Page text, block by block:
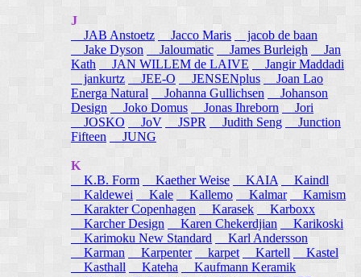
J
JAB Anstoetz
Jacco Maris
jacob de baan
Jake Dyson
Jaloumatic James Burleigh
Jan
Kath
JAN WILLEM de LAIVE
Jangir Maddadi
jankurtz JEE-O JENSENplus
Joan Lao
Energa Natural
Johanna Gullichsen
Johanson
Design
Joko Domus Jonas Ihreborn
Jori
JOSKO
JoV JSPR Judith Seng
Junction
Fifteen
JUNG
K
K.B. Form
Kaether Weise KAIA
Kaindl
Kaldewei
Kale Kallemo Kalmar
Kamism
Karakter Copenhagen
Karasek
Karboxx
Karcher Design
Karen Chekerdjian
Karikoski
Karimoku New Standard
Karl Andersson
Karman
Karpenter karpet Kartell
Kastel
Kasthall
Kateha
Kaufmann Keramik